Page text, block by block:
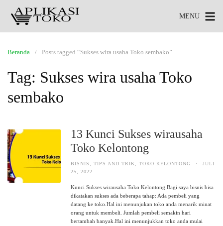
MENU
Beranda Posts tagged “Sukses wira usaha Toko sembako”
Tag: Sukses wira usaha Toko
sembako
13 Kunci Sukses wirausaha
Toko Kelontong
BISNIS ,TIPS AND TRIK ,TOKO KELONTONG ·
JULI
25, 2022
Kunci Sukses wirausaha Toko Kelontong Bagi saya bisnis bisa
dikatakan sukses ada beberapa tahap: Ada pembeli yang
datang ke toko.Hal ini menunjukan toko anda menarik minat
orang untuk membeli. Jumlah pembeli semakin hari
bertambah banyak.Hal ini menunjukkan toko anda mulai